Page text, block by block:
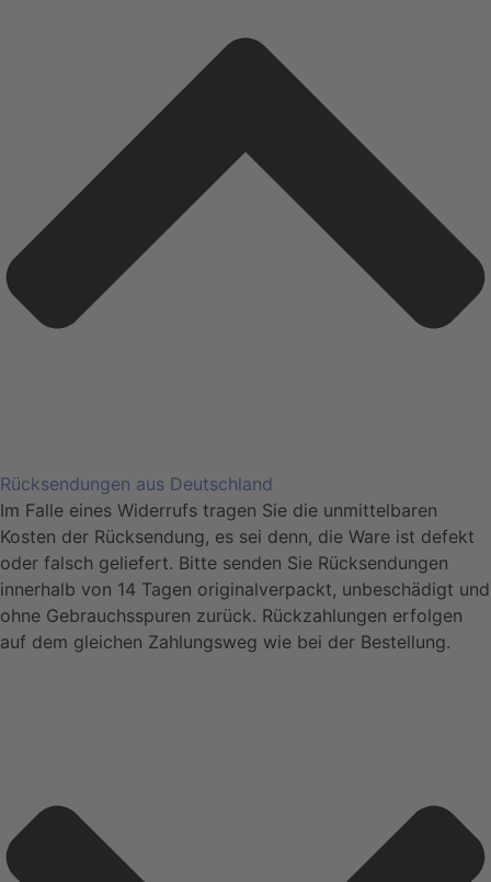
Rücksendungen aus Deutschland
Im Falle eines Widerrufs tragen Sie die unmittelbaren
Kosten der Rücksendung, es sei denn, die Ware ist defekt
oder falsch geliefert. Bitte senden Sie Rücksendungen
innerhalb von 14 Tagen originalverpackt, unbeschädigt und
ohne Gebrauchsspuren zurück. Rückzahlungen erfolgen
auf dem gleichen Zahlungsweg wie bei der Bestellung.